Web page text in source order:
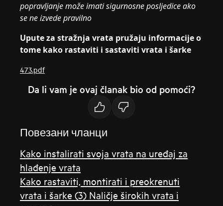
popravljanje može imati sigurnosne posljedice ako
se ne izvede pravilno
Upute za stražnja vrata pružaju informacije o
tome kako rastaviti i sastaviti vrata i šarke
473.pdf
Da li vam je ovaj članak bio od pomoći?
Повезани чланци
Kako instalirati svoja vrata na uređaj za
hlađenje vrata
Kako rastaviti, montirati i preokrenuti
vrata i šarke (3) Naličje širokih vrata i